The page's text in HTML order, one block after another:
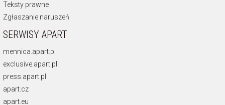
Teksty prawne
Zgłaszanie naruszeń
SERWISY APART
mennica.apart.pl
exclusive.apart.pl
press.apart.pl
apart.cz
apart.eu